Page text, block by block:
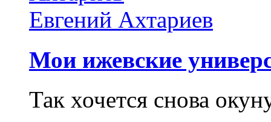
Евгений Ахтариев
Мои ижевские
Так хочется снова